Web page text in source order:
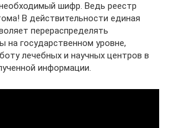
шифр. Ведь реестр
В действительности единая
перераспределять
на государственном уровне,
лечебных и научных центров в
информации.